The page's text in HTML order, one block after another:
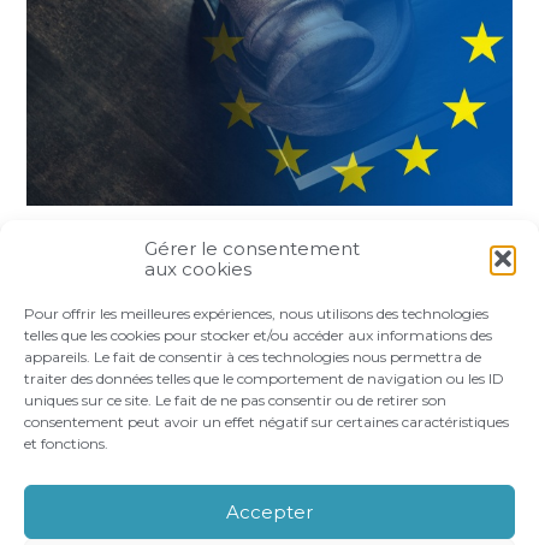
Gérer le consentement
aux cookies
Pour offrir les meilleures expériences, nous utilisons des technologies
telles que les cookies pour stocker et/ou accéder aux informations des
appareils. Le fait de consentir à ces technologies nous permettra de
traiter des données telles que le comportement de navigation ou les ID
uniques sur ce site. Le fait de ne pas consentir ou de retirer son
consentement peut avoir un effet négatif sur certaines caractéristiques
et fonctions.
Accepter
FaceBook
TwitterLinkedIn
Principale
NOS ACCOMPAGNEMENTS